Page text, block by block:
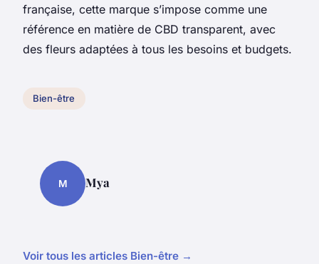
française, cette marque s’impose comme une
référence en matière de CBD transparent, avec
des fleurs adaptées à tous les besoins et budgets.
Bien-être
M Mya
Voir tous les articles Bien-être →